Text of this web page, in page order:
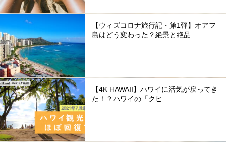
【ウィズコロナ旅行記・第1弾】オアフ
島はどう変わった？絶景と絶品...
【4K HAWAII】ハワイに活気が戻ってき
た！？ハワイの「クヒ...